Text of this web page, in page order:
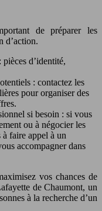
de préparer les
d’action.
pièces d’identité,
: contactez les
pour organiser des
si besoin : si vous
ou à négocier les
faire appel à un
accompagner dans
vos chances de
de Chaumont, un
à la recherche d’un